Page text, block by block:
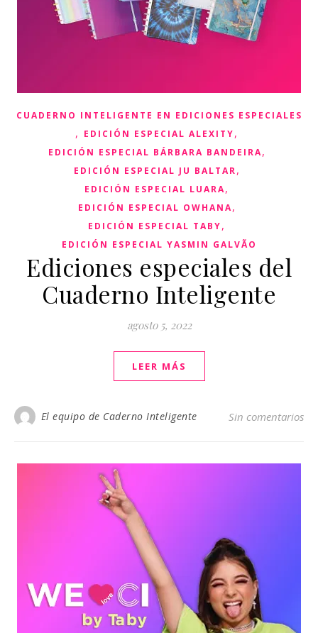
CUADERNO INTELIGENTE EN EDICIONES ESPECIALES
, EDICIÓN ESPECIAL ALEXITY,
EDICIÓN ESPECIAL BÁRBARA BANDEIRA,
EDICIÓN ESPECIAL JU BALTAR,
EDICIÓN ESPECIAL LUARA,
EDICIÓN ESPECIAL OWHANA,
EDICIÓN ESPECIAL TABY,
EDICIÓN ESPECIAL YASMIN GALVÃO
Ediciones especiales del
Cuaderno Inteligente
agosto 5, 2022
LEER MÁS
El equipo de Caderno Inteligente Sin comentarios